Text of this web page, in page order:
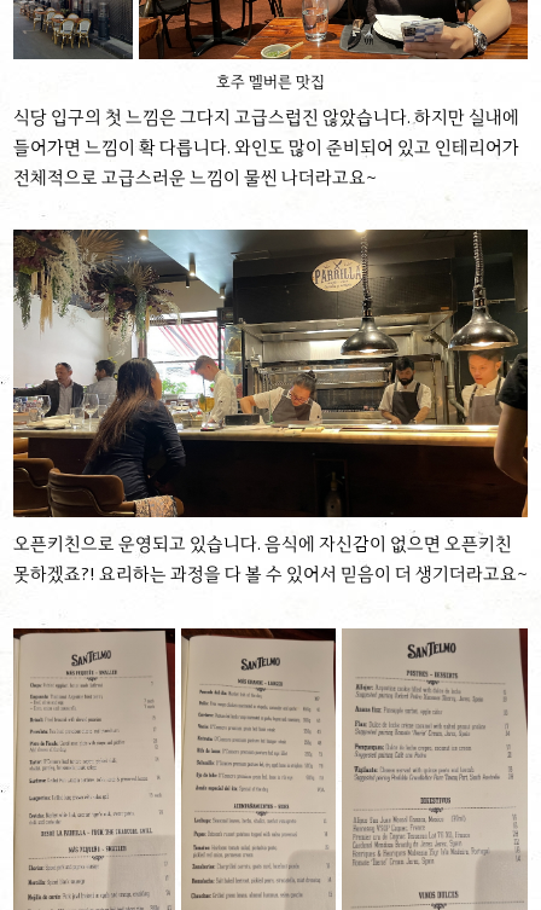
호주 멜버른 맛집
식당 입구의 첫 느낌은 그다지 고급스럽진 않았습니다. 하지만 실내에
들어가면 느낌이 확 다릅니다. 와인도 많이 준비되어 있고 인테리어가
전체적으로 고급스러운 느낌이 물씬 나더라고요~
오픈키친으로 운영되고 있습니다. 음식에 자신감이 없으면 오픈키친
못하겠죠?! 요리하는 과정을 다 볼 수 있어서 믿음이 더 생기더라고요~